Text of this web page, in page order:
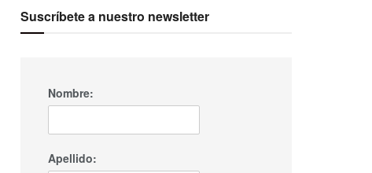
Suscríbete a nuestro newsletter
Nombre:
Apellido: